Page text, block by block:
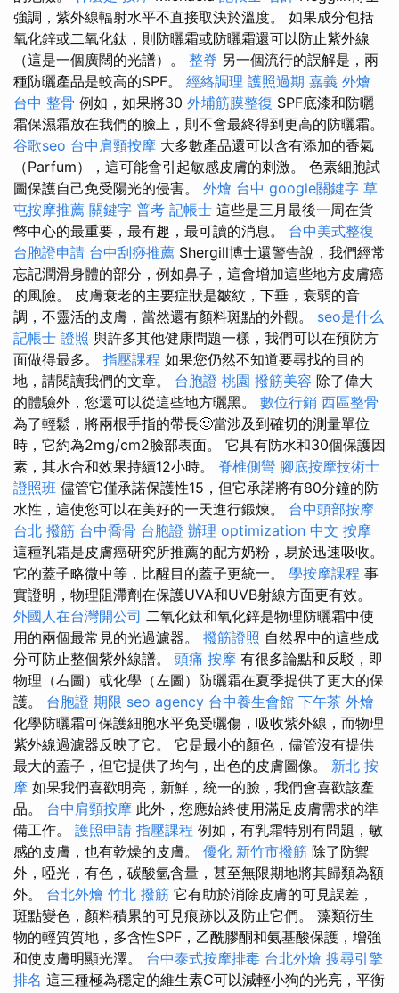
強調，紫外線輻射水平不直接取決於溫度。 如果成分包括
氧化鋅或二氧化鈦，則防曬霜或防曬霜還可以防止紫外線
（這是一個廣闊的光譜）。 整脊 另一個流行的誤解是，兩
種防曬產品是較高的SPF。 經絡調理 護照過期 嘉義 外燴
台中 整骨 例如，如果將30 外埔筋膜整復 SPF底漆和防曬
霜保濕霜放在我們的臉上，則不會最終得到更高的防曬霜。
谷歌seo 台中肩頸按摩 大多數產品還可以含有添加的香氣
（Parfum），這可能會引起敏感皮膚的刺激。 色素細胞試
圖保護自己免受陽光的侵害。 外燴 台中 google關鍵字 草
屯按摩推薦 關鍵字 普考 記帳士 這些是三月最後一周在貨
幣中心的最重要，最有趣，最可讀的消息。 台中美式整復
台胞證申請 台中刮痧推薦 Shergill博士還警告說，我們經常
忘記潤滑身體的部分，例如鼻子，這會增加這些地方皮膚癌
的風險。 皮膚衰老的主要症狀是皺紋，下垂，衰弱的音
調，不靈活的皮膚，當然還有顏料斑點的外觀。 seo是什么
記帳士 證照 與許多其他健康問題一樣，我們可以在預防方
面做得最多。 指壓課程 如果您仍然不知道要尋找的目的
地，請閱讀我們的文章。 台胞證 桃園 撥筋美容 除了偉大
的體驗外，您還可以從這些地方曬黑。 數位行銷 西區整骨
為了輕鬆，將兩根手指的帶長🙂當涉及到確切的測量單位
時，它約為2mg/cm2臉部表面。 它具有防水和30個保護因
素，其水合和效果持續12小時。 脊椎側彎 腳底按摩技術士
證照班 儘管它僅承諾保護性15，但它承諾將有80分鐘的防
水性，這使您可以在美好的一天進行鍛煉。 台中頭部按摩
台北 撥筋 台中喬骨 台胞證 辦理 optimization 中文 按摩
這種乳霜是皮膚癌研究所推薦的配方奶粉，易於迅速吸收。
它的蓋子略微中等，比醒目的蓋子更統一。 學按摩課程 事
實證明，物理阻滯劑在保護UVA和UVB射線方面更有效。
外國人在台灣開公司 二氧化鈦和氧化鋅是物理防曬霜中使
用的兩個最常見的光過濾器。 撥筋證照 自然界中的這些成
分可防止整個紫外線譜。 頭痛 按摩 有很多論點和反駁，即
物理（右圖）或化學（左圖）防曬霜在夏季提供了更大的保
護。 台胞證 期限 seo agency 台中養生會館 下午茶 外燴
化學防曬霜可保護細胞水平免受曬傷，吸收紫外線，而物理
紫外線過濾器反映了它。 它是最小的顏色，儘管沒有提供
最大的蓋子，但它提供了均勻，出色的皮膚圖像。 新北 按
摩 如果我們喜歡明亮，新鮮，統一的臉，我們會喜歡該產
品。 台中肩頸按摩 此外，您應始終使用滿足皮膚需求的準
備工作。 護照申請 指壓課程 例如，有乳霜特別有問題，敏
感的皮膚，也有乾燥的皮膚。 優化 新竹市撥筋 除了防禦
外，啞光，有色，碳酸氫含量，甚至無限期地將其歸類為額
外。 台北外燴 竹北 撥筋 它有助於消除皮膚的可見誤差，
斑點變色，顏料積累的可見痕跡以及防止它們。 藻類衍生
物的輕質質地，多含性SPF，乙酰膠酮和氨基酸保護，增強
和使皮膚明顯光澤。 台中泰式按摩排毒 台北外燴 搜尋引擎
排名 這三種極為穩定的維生素C可以減輕小狗的光亮，平衡